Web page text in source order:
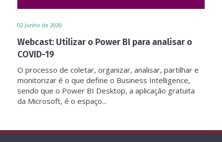
02 Junho de 2020
Webcast: Utilizar o Power BI para analisar o
COVID-19
O processo de coletar, organizar, analisar, partilhar e
monitorizar é o que define o Business Intelligence,
sendo que o Power BI Desktop, a aplicação gratuita
da Microsoft, é o espaço...